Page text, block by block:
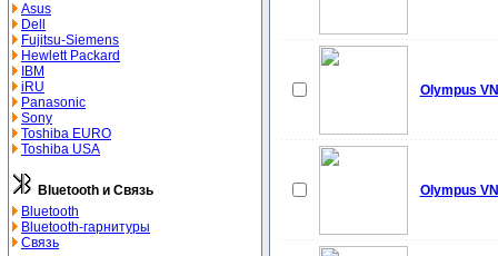
Asus
Dell
Fujitsu-Siemens
Hewlett Packard
IBM
iRU
Panasonic
Sony
Toshiba EURO
Toshiba USA
Bluetooth и Связь
Bluetooth
Bluetooth-гарнитуры
Связь
Olympus
Olympus